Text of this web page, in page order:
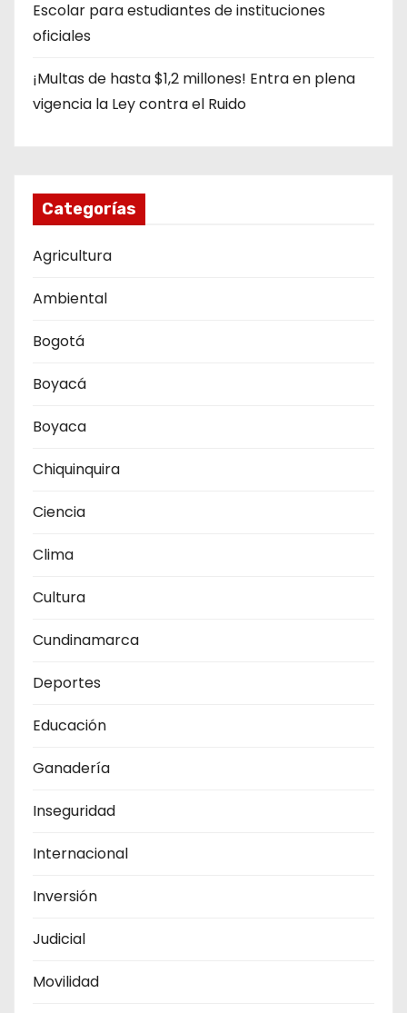
Escolar para estudiantes de instituciones
oficiales
¡Multas de hasta $1,2 millones! Entra en plena
vigencia la Ley contra el Ruido
Categorías
Agricultura
Ambiental
Bogotá
Boyacá
Boyaca
Chiquinquira
Ciencia
Clima
Cultura
Cundinamarca
Deportes
Educación
Ganadería
Inseguridad
Internacional
Inversión
Judicial
Movilidad